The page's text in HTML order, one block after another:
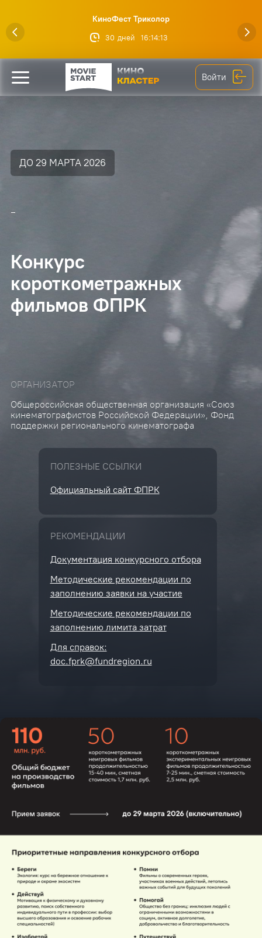
КиноФест Триколор
30 дней 16:14:12
Войти
ДО 29 МАРТА 2026
-
Конкурс
короткометражных
фильмов ФПРК
ОРГАНИЗАТОР
Общероссийская общественная организация «Союз
кинематографистов Российской Федерации», Фонд
поддержки регионального кинематографа
ПОЛЕЗНЫЕ ССЫЛКИ
Официальный сайт ФПРК
РЕКОМЕНДАЦИИ
Документация конкурсного отбора
Методические рекомендации по
заполнению заявки на участие
Методические рекомендации по
заполнению лимита затрат
Для справок:
doc.fprk@fundregion.ru